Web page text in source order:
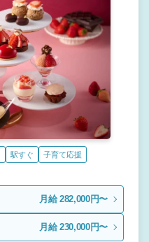
駅すぐ 子育て応援
月給 282,000円〜
月給 230,000円〜